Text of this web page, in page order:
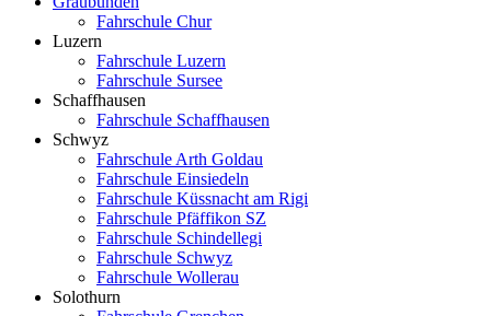
Fahrschule Chur
Luzern
Fahrschule Luzern
Fahrschule Sursee
Schaffhausen
Fahrschule Schaffhausen
Schwyz
Fahrschule Arth Goldau
Fahrschule Einsiedeln
Fahrschule Küssnacht am Rigi
Fahrschule Pfäffikon SZ
Fahrschule Schindellegi
Fahrschule Schwyz
Fahrschule Wollerau
Solothurn